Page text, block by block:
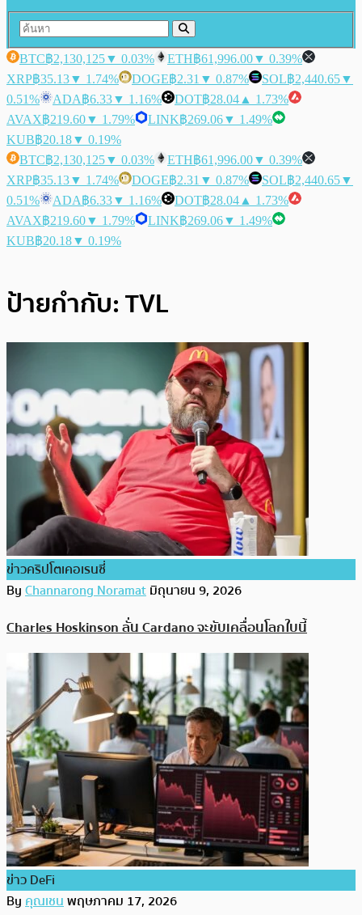
BTC฿2,130,125▼ 0.03% ETH฿61,996.00▼ 0.39%
XRP฿35.13▼ 1.74% DOGE฿2.31 ▼ 0.87% SOL฿2,440.65▼
0.51%
ADA฿6.33▼ 1.16% DOT฿28.04 ▲ 1.73%
AVAX฿219.60▼ 1.79% LINK฿269.06▼ 1.49%
KUB฿20.18▼ 0.19%
BTC฿2,130,125▼ 0.03% ETH฿61,996.00▼ 0.39%
XRP฿35.13▼ 1.74% DOGE฿2.31 ▼ 0.87% SOL฿2,440.65▼
0.51%
ADA฿6.33▼ 1.16% DOT฿28.04 ▲ 1.73%
AVAX฿219.60▼ 1.79% LINK฿269.06▼ 1.49%
KUB฿20.18▼ 0.19%
ป้ายกำกับ:TVL
ข่าวคริปโตเคอเรนซี่
ByChannarong Noramatมิถุนายน 9, 2026
Charles Hoskinson ลั่น Cardano จะขับเคลื่อนโลกใบนี้
ข่าว DeFi
Byคุณเชนพฤษภาคม 17, 2026